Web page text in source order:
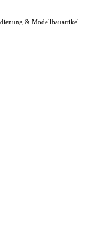
& Modellbauartikel